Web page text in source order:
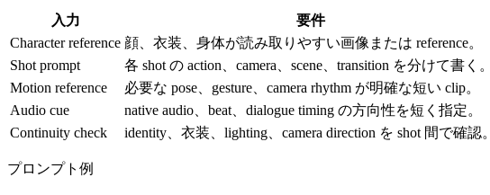
入力
要件
Character reference 顔、衣装、身体が読み取りやすい画像または reference。
Shot prompt
各 shot の action、camera、scene、transition を分けて書く。
Motion reference
必要な pose、gesture、camera rhythm が明確な短い clip。
Audio cue
native audio、beat、dialogue timing の方向性を短く指定。
Continuity check
identity、衣装、lighting、camera direction を shot 間で確認。
プロンプト例